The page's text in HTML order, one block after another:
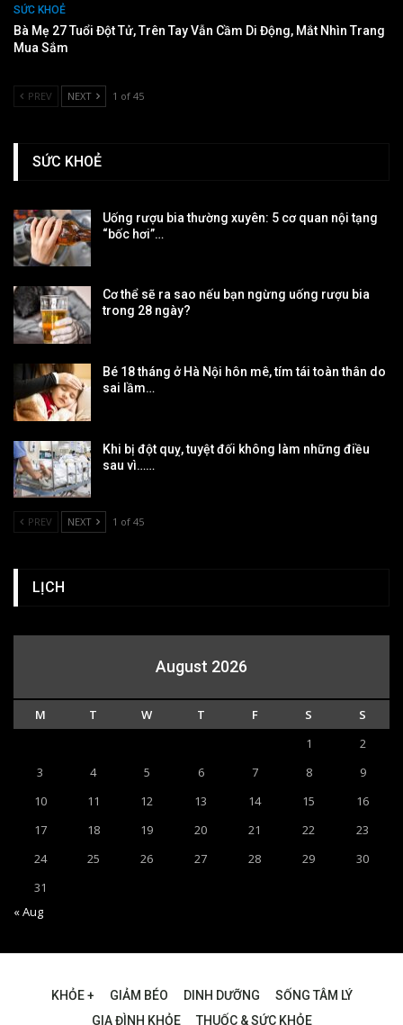
SỨC KHOẺ
Bà Mẹ 27 Tuổi Đột Tử, Trên Tay Vẫn Cầm Di Động, Mắt Nhìn Trang
Mua Sắm
PREV NEXT 1 of 45
SỨC KHOẺ
Uống rượu bia thường xuyên: 5 cơ quan nội tạng
“bốc hơi”…
Cơ thể sẽ ra sao nếu bạn ngừng uống rượu bia
trong 28 ngày?
Bé 18 tháng ở Hà Nội hôn mê, tím tái toàn thân do
sai lầm…
Khi bị đột quỵ, tuyệt đối không làm những điều
sau vì……
PREV NEXT 1 of 45
LỊCH
August 2026
M T W T F S
S
1
2
3
4 5 6 7 8
9
10
11 12 13 14 15
16
17
18 19 20 21 22
23
24
25 26 27 28 29
30
31
« Aug
KHỎE + GIẢM BÉO DINH DƯỠNG
SỐNG TÂM LÝ
GIA ĐÌNH KHỎE
THUỐC & SỨC KHỎE